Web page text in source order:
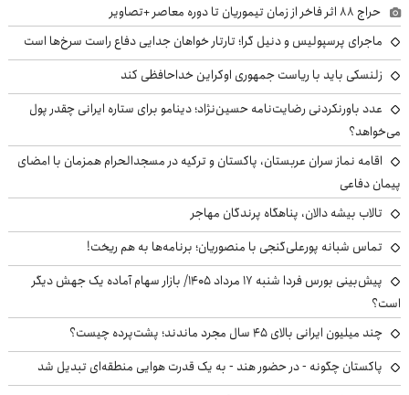
حراج ۸۸ اثر فاخر از زمان تیموریان تا دوره معاصر +تصاویر
ماجرای پرسپولیس و دنیل گرا؛ تارتار خواهان جدایی دفاع راست سرخ‌ها است
زلنسکی باید با ریاست جمهوری اوکراین خداحافظی کند
عدد باورنکردنی رضایت‌نامه حسین‌نژاد؛ دینامو برای ستاره ایرانی چقدر پول
می‌خواهد؟
اقامه نماز سران عربستان، پاکستان و ترکیه در مسجدالحرام همزمان با امضای
پیمان دفاعی
تالاب بیشه دالان، پناهگاه پرندگان مهاجر
تماس شبانه پورعلی‌گنجی با منصوریان؛ برنامه‌ها به هم ریخت!
پیش‌بینی بورس فردا شنبه ۱۷ مرداد ۱۴۰۵/ بازار سهام آماده یک جهش دیگر
است؟
چند میلیون ایرانی بالای ۴۵ سال مجرد ماندند؛ پشت‌پرده چیست؟
پاکستان چگونه - در حضور هند - به یک قدرت هوایی منطقه‌ای تبدیل شد